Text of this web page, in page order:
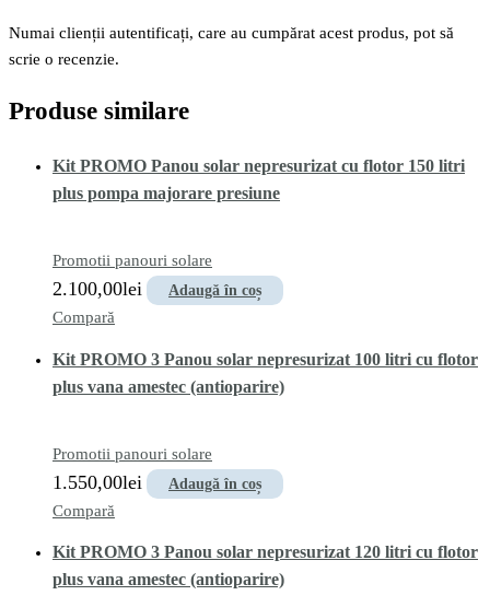
Numai clienții autentificați, care au cumpărat acest produs, pot să
scrie o recenzie.
Produse similare
Kit PROMO Panou solar nepresurizat cu flotor 150 litri
plus pompa majorare presiune
Promotii panouri solare
2.100,00lei Adaugă în coș
Compară
Kit PROMO 3 Panou solar nepresurizat 100 litri cu flotor
plus vana amestec (antioparire)
Promotii panouri solare
1.550,00lei Adaugă în coș
Compară
Kit PROMO 3 Panou solar nepresurizat 120 litri cu flotor
plus vana amestec (antioparire)